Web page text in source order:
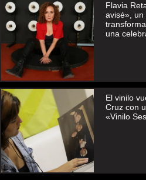
Flavia
avisé»,
una
El vinilo
Cruz con
«Vinilo